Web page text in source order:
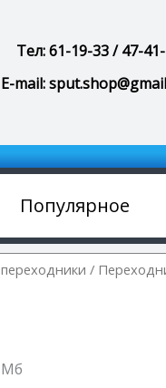
Тел: 61-19-33 / 47-
E-mail:
Популярное
/
Мб